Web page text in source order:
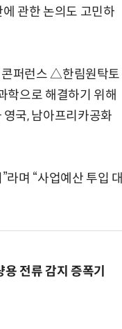
관한 논의도 고민하
퍼런스 △한림원탁토
학으로 해결하기 위해
국, 남아프리카공화
라며 “사업예산 투입 대
전류 감지 증폭기